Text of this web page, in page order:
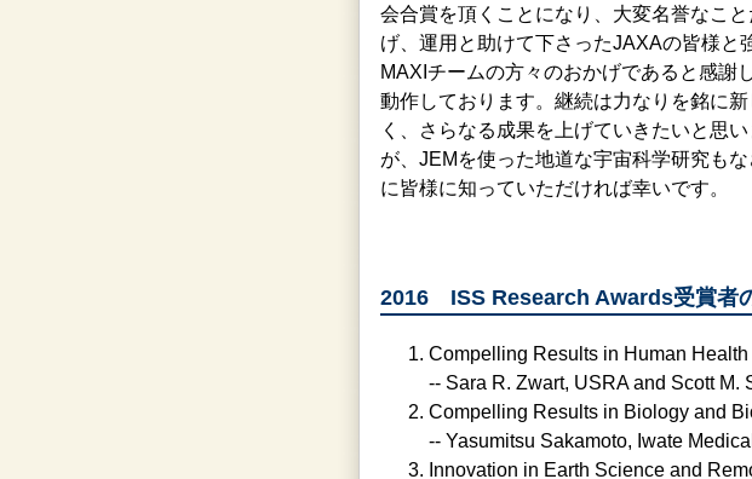
会合賞を頂くことになり、大変名誉なこ
げ、運用と助けて下さったJAXAの皆様と
MAXIチームの方々のおかげであると感謝
動作しております。継続は力なりを銘に
く、さらなる成果を上げていきたいと思
が、JEMを使った地道な宇宙科学研究も
に皆様に知っていただければ幸いです。
2016 ISS Research Awards受賞者
Compelling Results in Human
-- Sara R. Zwart, USRA and Scott M.
Compelling Results in Biology and
-- Yasumitsu Sakamoto, Iwate
Innovation in Earth Science and